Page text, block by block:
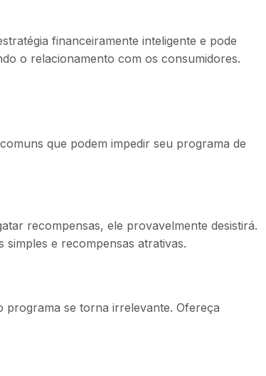
financeiramente inteligente e pode
o relacionamento com os consumidores.
que podem impedir seu programa de
recompensas, ele provavelmente desistirá.
e recompensas atrativas.
programa se torna irrelevante. Ofereça